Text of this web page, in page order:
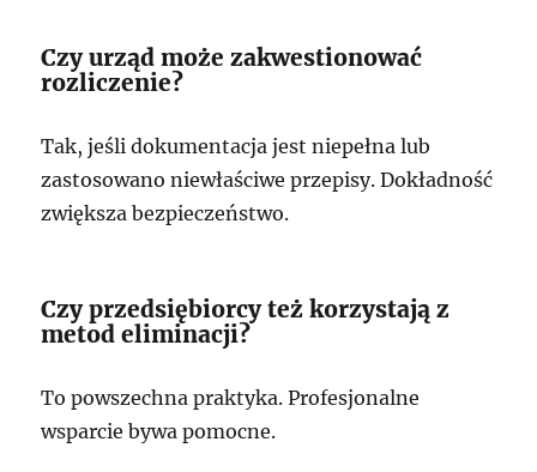
Czy urząd może zakwestionować
rozliczenie?
Tak, jeśli dokumentacja jest niepełna lub
zastosowano niewłaściwe przepisy. Dokładność
zwiększa bezpieczeństwo.
Czy przedsiębiorcy też korzystają z
metod eliminacji?
To powszechna praktyka. Profesjonalne
wsparcie bywa pomocne.